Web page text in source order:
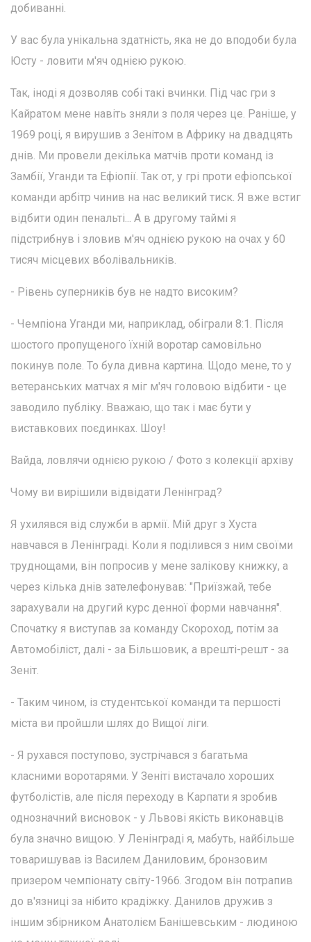
добиванні.
У вас була унікальна здатність, яка не до вподоби була
Юсту - ловити м'яч однією рукою.
Так, іноді я дозволяв собі такі вчинки. Під час гри з
Кайратом мене навіть зняли з поля через це. Раніше, у
1969 році, я вирушив з Зенітом в Африку на двадцять
днів. Ми провели декілька матчів проти команд із
Замбії, Уганди та Ефіопії. Так от, у грі проти ефіопської
команди арбітр чинив на нас великий тиск. Я вже встиг
відбити один пенальті... А в другому таймі я
підстрибнув і зловив м'яч однією рукою на очах у 60
тисяч місцевих вболівальників.
- Рівень суперників був не надто високим?
- Чемпіона Уганди ми, наприклад, обіграли 8:1. Після
шостого пропущеного їхній воротар самовільно
покинув поле. То була дивна картина. Щодо мене, то у
ветеранських матчах я міг м'яч головою відбити - це
заводило публіку. Вважаю, що так і має бути у
виставкових поєдинках. Шоу!
Вайда, ловлячи однією рукою / Фото з колекції архіву
Чому ви вирішили відвідати Ленінград?
Я ухилявся від служби в армії. Мій друг з Хуста
навчався в Ленінграді. Коли я поділився з ним своїми
труднощами, він попросив у мене залікову книжку, а
через кілька днів зателефонував: "Приїзжай, тебе
зарахували на другий курс денної форми навчання".
Спочатку я виступав за команду Скороход, потім за
Автомобіліст, далі - за Більшовик, а врешті-решт - за
Зеніт.
- Таким чином, із студентської команди та першості
міста ви пройшли шлях до Вищої ліги.
- Я рухався поступово, зустрічався з багатьма
класними воротарями. У Зеніті вистачало хороших
футболістів, але після переходу в Карпати я зробив
однозначний висновок - у Львові якість виконавців
була значно вищою. У Ленінграді я, мабуть, найбільше
товаришував із Василем Даниловим, бронзовим
призером чемпіонату світу-1966. Згодом він потрапив
до в'язниці за нібито крадіжку. Данилов дружив з
іншим збірником Анатолієм Банішевським - людиною